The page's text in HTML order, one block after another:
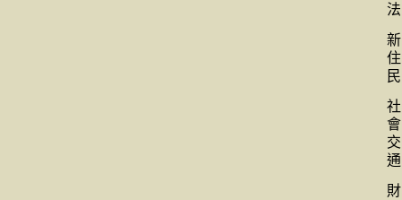
法
新
住
民
社
會
交
通
財